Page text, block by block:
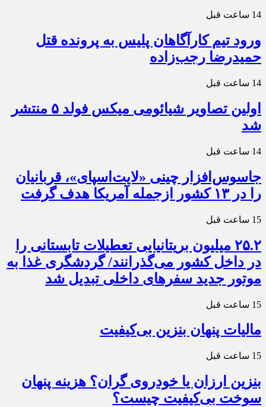
14 ساعت قبل
ورود تیم کارآگاهان پلیس به پرونده قتل
حمیدرضا رجب‌زاده
14 ساعت قبل
اولین تصاویر شیائومی میکس فولد ۵ منتشر
شد
14 ساعت قبل
جاسوس‌افزار چینی «لایت‌اسپای»، قربانیان
را در ۱۳ کشور ازجمله آمریکا هدف گرفت
15 ساعت قبل
۲۵.۲ میلیون بریتانیایی تعطیلات تابستانی را
در داخل کشور می‌گذرانند/ گردشگری غذا به
موتور جدید سفرهای داخلی تبدیل شد
15 ساعت قبل
مالیات پنهان بنزین بی‌کیفیت
15 ساعت قبل
بنزین ارزان یا خودروی گران؟ هزینه پنهان
سوخت بی‌کیفیت چیست؟